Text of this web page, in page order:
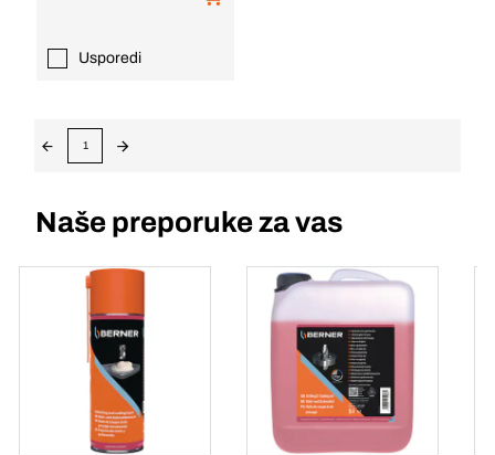
Usporedi
1
Naše preporuke za vas